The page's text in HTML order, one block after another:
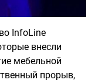
InfoLine
внесли
мебельной
прорыв,